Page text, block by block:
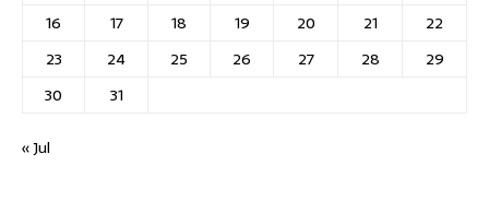
16
17 18 19 20 21
22
23
24 25 26 27 28
29
30
31
« Jul